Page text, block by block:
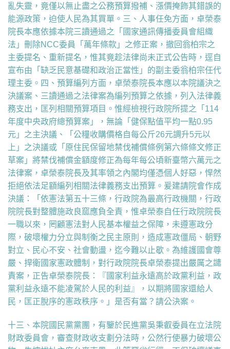
亂失靈，竟僅以無止盡之公務預算撥補、漲價掩飾其錯誤的
能源政策，迫使人民為其買單。三、人事任免方面，卓榮泰
院長本應依據本院三讀通過之「國家通訊傳播委員會組織
法」刪除NCC委員「萬年條款」之修正案，撤回翁柏宗之
主委提名、重新提名，惟其竟趁法律尚未正式公告時，逕自
宣布由「缺乏民意基礎和政治正當性」的副主委翁柏宗任代
理主委。四、預算編列方面，卓榮泰院長本應以本院議決之
決議案、三讀通過之法律案為編列預算之依據，列入法律義
務支出，匡列相關預算項目。惟經檢視行政院所提之「114
年度中央政府總預算案」，無論「健保點值平均一點0.95
元」之主決議、「公糧收購價格自每公斤26元調升5元以
上」之決議或「原住民保留地禁伐補償條例第六條條文修正
草案」將禁伐補償金額度修正為每年每公頃新臺幣六萬元之
法律案，卓榮泰院長及其率領之內閣均僅憑個人好惡，悍然
拒絕依法足額編列相關法律義務支出預算。爰建請院會作成
決議：「依憲法第五十三條，行政院為最高行政機關，行政
院院長對整體施政良窳應負全責，惟卓榮泰自任行政院院長
一職以來，罔顧憲法對人民基本權益之保障，未遵憲政分
際，破壞權力分立與制衡之民主原則，造成憲政僵局、朝野
對立、民心不安、社會動盪，迄今難以止歇。為維護國會尊
嚴、捍衛國家憲政體制，對行政院院長卓榮泰提出嚴厲之譴
責案，正告卓榮泰院長：『國家利益永遠高於政黨利益，政
黨利益永遠不能凌駕於人民的利益』，以期將國家還給人
民，匡正脫序的憲政秩序。」是否有當？請公決案。
十三、本院國民黨黨團，有鑒於民進黨吳秉叡委員在立法院
財政委員會，審查財政收支劃分法時，公然行使暴力破壞公